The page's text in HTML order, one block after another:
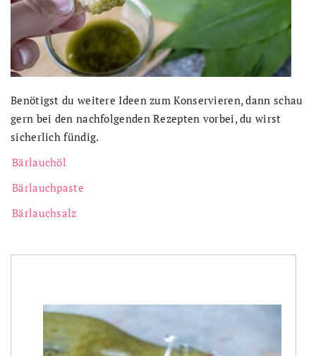
Benötigst du weitere Ideen zum Konservieren, dann schau
gern bei den nachfolgenden Rezepten vorbei, du wirst
sicherlich fündig.
Bärlauchöl
Bärlauchpaste
Bärlauchsalz